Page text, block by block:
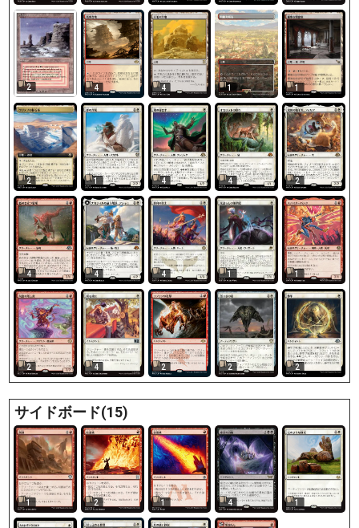
2 4 4 1 1
2 1 4 4 2
4 4 4 1 1
2 4 2 2 2
サイドボード(15)
1 2 1 4 1